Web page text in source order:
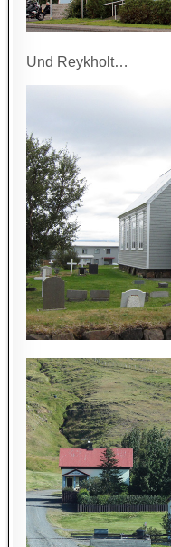
Und Reykholt…